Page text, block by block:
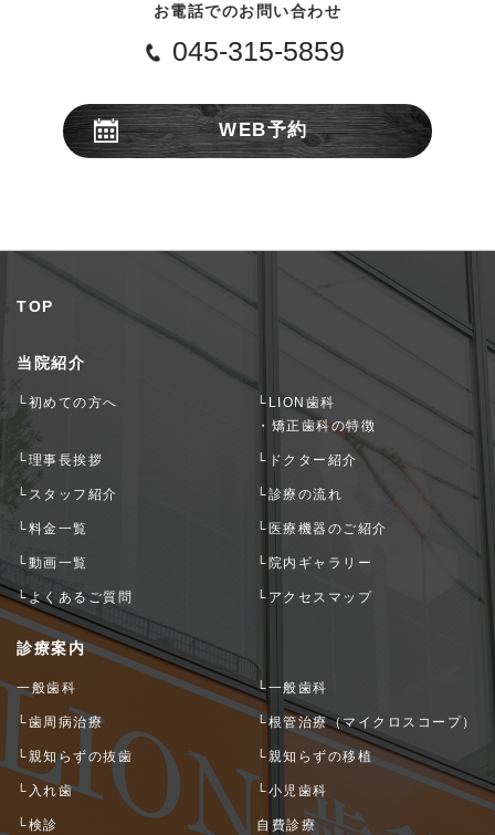
お電話でのお問い合わせ
045-315-5859
WEB予約
TOP
当院紹介
└初めての方へ
└LION歯科
・矯正歯科の特徴
└理事長挨拶 └ドクター紹介
└スタッフ紹介 └診療の流れ
└料金一覧 └医療機器のご紹介
└動画一覧 └院内ギャラリー
└よくあるご質問 └アクセスマップ
診療案内
一般歯科 └一般歯科
└歯周病治療 └根管治療（マイクロスコープ）
└親知らずの抜歯 └親知らずの移植
└入れ歯 └小児歯科
└検診
自費診療